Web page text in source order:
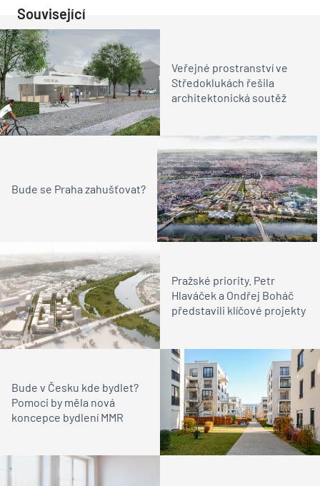
Související
Veřejné prostranství ve
Středoklukách řešila
architektonická soutěž
Bude se Praha zahušťovat?
Pražské priority. Petr
Hlaváček a Ondřej Boháč
představili klíčové projekty
Bude v Česku kde bydlet?
Pomoci by měla nová
koncepce bydlení MMR